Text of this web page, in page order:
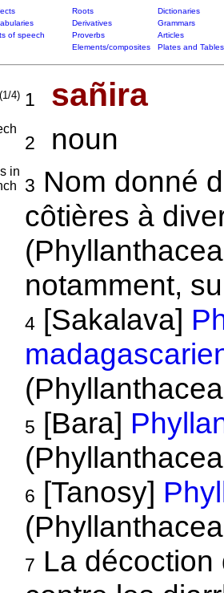
Roots
Dictionaries
Derivatives
Grammars
of speech Proverbs
Articles
Elements/composites Plates and Tables
4) 1 sañira
2 noun
in
3 Nom donné
côtières à
notamment,
4[Sakalava]
5 [Bara]
6 [Tanosy]
7 La